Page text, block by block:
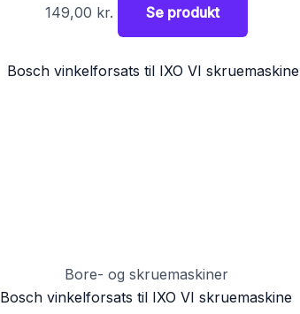
149,00 kr. Se produkt
Bore- og skruemaskiner
Bosch vinkelforsats til IXO VI skruemaskine